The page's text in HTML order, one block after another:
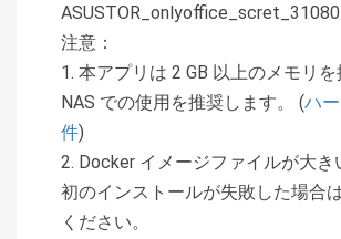
ASUSTOR_onlyoffice_scret_31080
注意：
1. 本アプリは 2 GB 以上のメモリ
NAS での使用を推奨します。 (ハ
件)
2. Docker イメージファイルが大き
初のインストールが失敗した場合
ください。